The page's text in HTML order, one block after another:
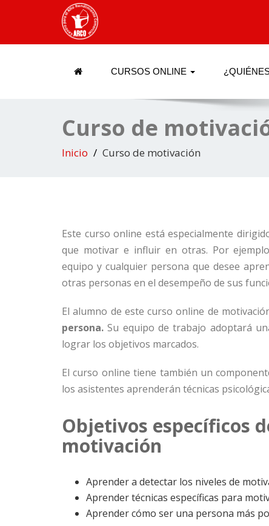
CURSOS ONLINE
Curso de
Inicio Curso de motivación
Este curso online está especialmente
que motivar e influir en otras. Por
equipo y cualquier persona que desee
otras personas en el desempeño de sus
El alumno de este curso online de
persona. Su equipo de trabajo adoptará
lograr los objetivos marcados.
El curso online tiene también un
los asistentes aprenderán técnicas
Objetivos específicos
motivación
Aprender a detectar los niveles de
Aprender técnicas específicas para
Aprender cómo ser una persona más